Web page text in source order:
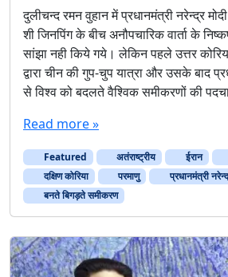
दुलीचन्द रमन वुहान में प्रधानमंत्री नरेन्द्र
शी जिनपिंग के बीच अनौपचारिक वार्ता के
सांझा नही किये गये। लेकिन पहले उत्तर
द्वारा चीन की गुप-चुप यात्रा और उसके बाद
से विश्व को बदलते वैश्विक समीकरणों की
Read more »
Featured अतंराष्ट्रीय ईरान
दक्षिण कोरिया
परमाणु
प्रधानमंत्री
बनते बिगड़ते समीकरण